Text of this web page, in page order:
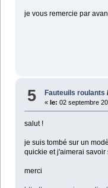
je vous remercie par
5 Fauteuils roulants
«le: 02 septembre
salut !
je suis tombé sur un
quickie et j'aimerai
merci